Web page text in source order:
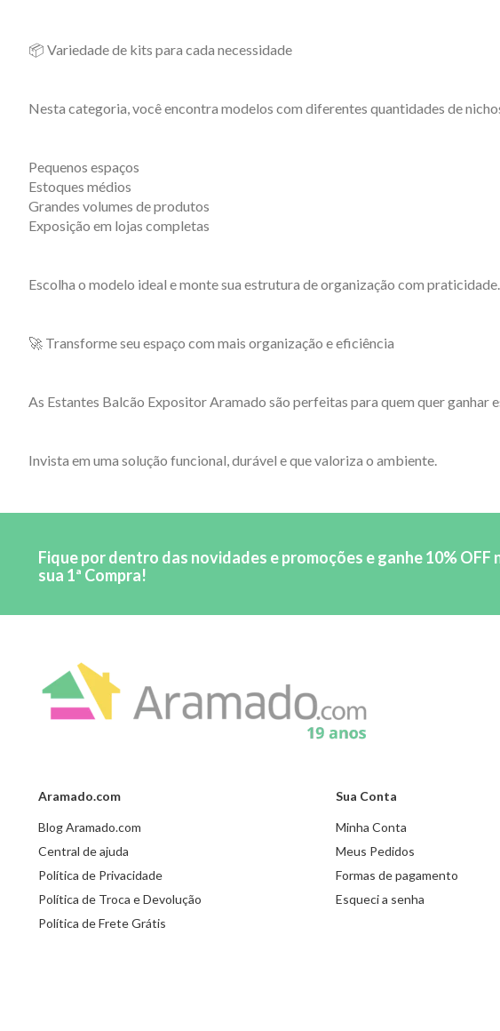
📦 Variedade de kits para cada necessidade
Nesta categoria, você encontra modelos com diferentes quantidades de
Pequenos espaços
Estoques médios
Grandes volumes de produtos
Exposição em lojas completas
Escolha o modelo ideal e monte sua estrutura de organização com praticidade.
🚀 Transforme seu espaço com mais organização e eficiência
As Estantes Balcão Expositor Aramado são perfeitas para quem quer ganhar
Invista em uma solução funcional, durável e que valoriza o ambiente.
Fique por dentro das novidades e promoções e ganhe 10% OFF
sua 1ª Compra!
Aramado.com
Blog Aramado.com
Central de ajuda
Política de Privacidade
Política de Troca e Devolução
Política de Frete Grátis
Sua Conta
Minha Conta
Meus Pedidos
Formas de pagamento
Esqueci a senha